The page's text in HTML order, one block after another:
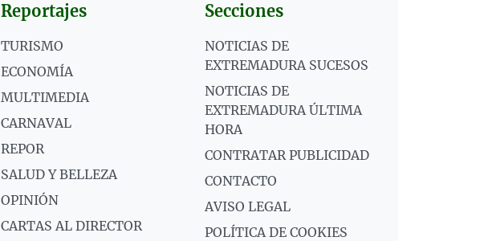
Reportajes
TURISMO
ECONOMÍA
MULTIMEDIA
CARNAVAL
REPOR
SALUD Y BELLEZA
OPINIÓN
CARTAS AL DIRECTOR
Secciones
NOTICIAS DE
EXTREMADURA SUCESOS
NOTICIAS DE
EXTREMADURA ÚLTIMA
HORA
CONTRATAR PUBLICIDAD
CONTACTO
AVISO LEGAL
POLÍTICA DE COOKIES